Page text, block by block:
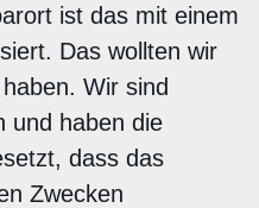
ist das mit einem
Das wollten wir
Wir sind
und haben die
dass das
Zwecken